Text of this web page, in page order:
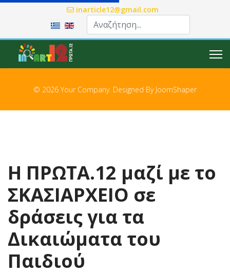
inarticle12@gmail.com
Επιλέξτε τη γλώσσα σας
© 2026 Your Company. Designed By JoomShaper
Η ΠΡΩΤΑ.12 μαζί με το
ΣΚΑΣΙΑΡΧΕΙΟ σε
δράσεις για τα
Δικαιώματα του
Παιδιού